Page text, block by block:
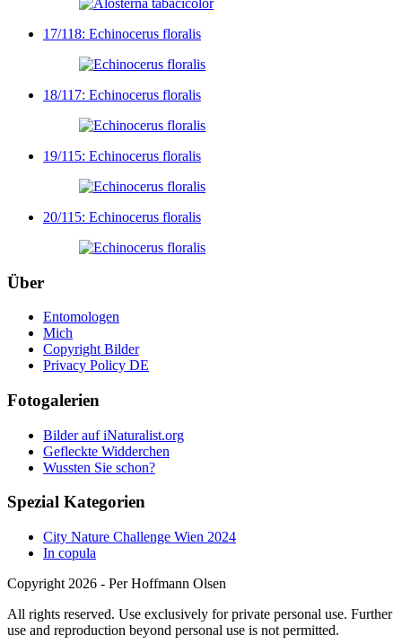
17/118: Echinocerus floralis
18/117: Echinocerus floralis
19/115: Echinocerus floralis
20/115: Echinocerus floralis
Über
Entomologen
Mich
Copyright Bilder
Privacy Policy DE
Fotogalerien
Bilder auf iNaturalist.org
Gefleckte Widderchen
Wussten Sie schon?
Spezial Kategorien
City Nature Challenge Wien 2024
In copula
Copyright 2026 - Per Hoffmann Olsen
All rights reserved. Use exclusively for private personal use. Further
use and reproduction beyond personal use is not permitted.